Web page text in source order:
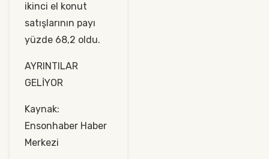
ikinci el konut
satışlarının payı
yüzde 68,2 oldu.
AYRINTILAR
GELİYOR
Kaynak:
Ensonhaber Haber
Merkezi